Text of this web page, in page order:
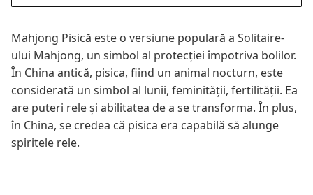
Mahjong Pisică este o versiune populară a Solitaire-
ului Mahjong, un simbol al protecției împotriva bolilor.
În China antică, pisica, fiind un animal nocturn, este
considerată un simbol al lunii, feminității, fertilității. Ea
are puteri rele și abilitatea de a se transforma. În plus,
în China, se credea că pisica era capabilă să alunge
spiritele rele.